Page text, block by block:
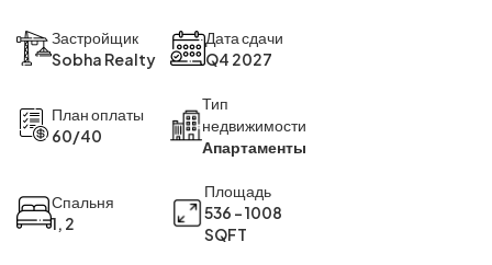
Застройщик
Sobha Realty
Дата сдачи
Q4 2027
План оплаты
60/40
Тип
недвижимости
Апартаменты
Спальня
1, 2
Площадь
536 - 1008
SQFT